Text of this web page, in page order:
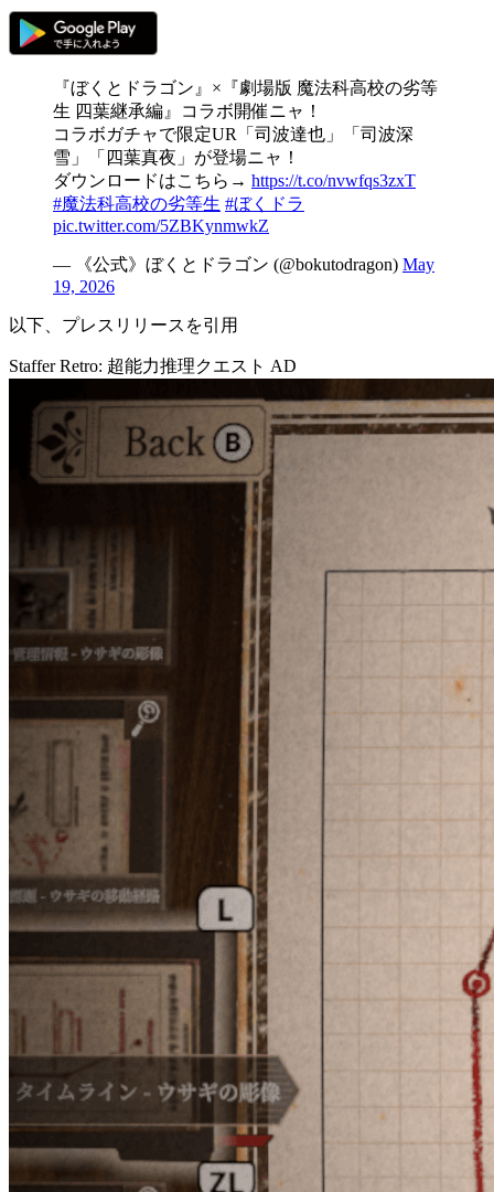
『ぼくとドラゴン』×『劇場版 魔法科高校の劣等
生 四葉継承編』コラボ開催ニャ！
コラボガチャで限定UR「司波達也」「司波深
雪」「四葉真夜」が登場ニャ！
ダウンロードはこちら→ https://t.co/nvwfqs3zxT
#魔法科高校の劣等生 #ぼくドラ
pic.twitter.com/5ZBKynmwkZ
— 《公式》ぼくとドラゴン (@bokutodragon) May
19, 2026
以下、プレスリリースを引用
Staffer Retro: 超能力推理クエスト AD